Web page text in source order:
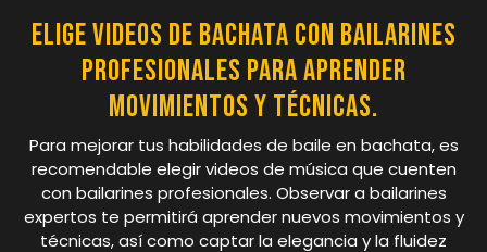
Elige videos de bachata con bailarines
profesionales para aprender
movimientos y técnicas.
Para mejorar tus habilidades de baile en bachata, es
recomendable elegir videos de música que cuenten
con bailarines profesionales. Observar a bailarines
expertos te permitirá aprender nuevos movimientos y
técnicas, así como captar la elegancia y la fluidez